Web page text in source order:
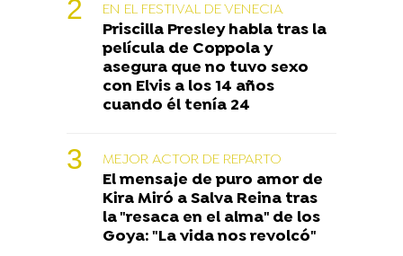
EN EL FESTIVAL DE VENECIA
Priscilla Presley habla tras la
película de Coppola y
asegura que no tuvo sexo
con Elvis a los 14 años
cuando él tenía 24
MEJOR ACTOR DE REPARTO
El mensaje de puro amor de
Kira Miró a Salva Reina tras
la "resaca en el alma" de los
Goya: "La vida nos revolcó"